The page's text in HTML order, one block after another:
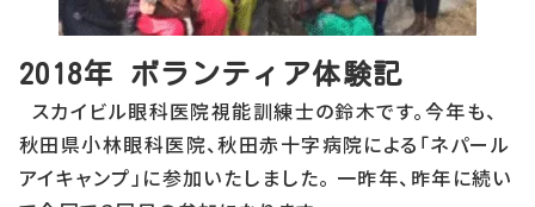
2018年 ボランティア体験記
スカイビル眼科医院視能訓練士の鈴木です。今年も、
秋田県小林眼科医院、秋田赤十字病院による「ネパール
アイキャンプ」に参加いたしました。 一昨年、昨年に続い